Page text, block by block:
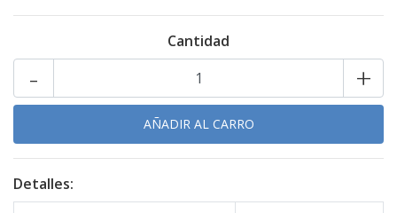
Cantidad
+
-
Detalles: